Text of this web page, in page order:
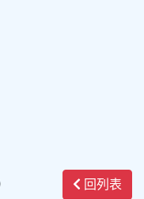
回列表